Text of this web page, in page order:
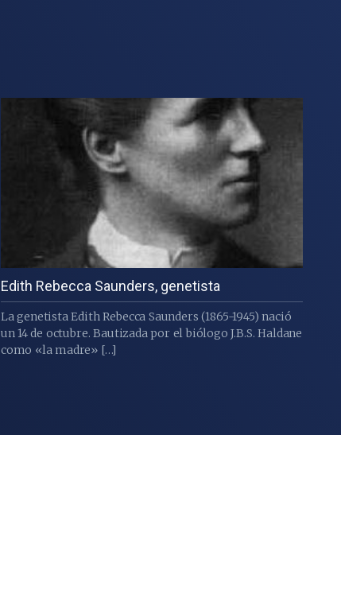
Edith Rebecca Saunders, genetista
La genetista Edith Rebecca Saunders (1865-1945) nació
un 14 de octubre. Bautizada por el biólogo J.B.S. Haldane
como «la madre» […]